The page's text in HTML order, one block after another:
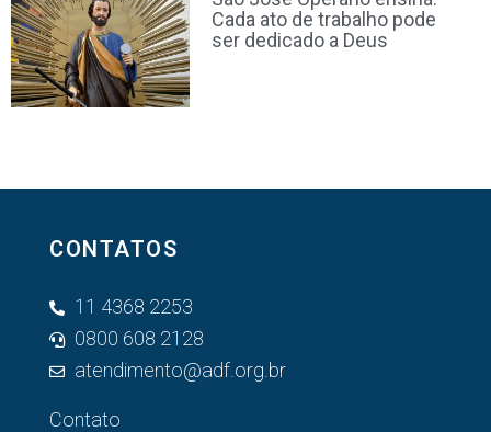
Cada ato de trabalho pode
ser dedicado a Deus
CONTATOS
11 4368 2253
0800 608 2128
atendimento@adf.org.br
Contato